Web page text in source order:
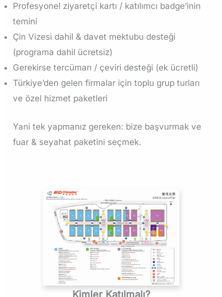
Profesyonel ziyaretçi kartı / katılımcı badge’inin
temini
Çin Vizesi dahil & davet mektubu desteği
(programa dahil ücretsiz)
Gerekirse tercüman / çeviri desteği (ek ücretli)
Türkiye’den gelen firmalar için toplu grup turları
ve özel hizmet paketleri
Yani tek yapmanız gereken: bize başvurmak ve
fuar & seyahat paketini seçmek.
Kimler Katılmalı?